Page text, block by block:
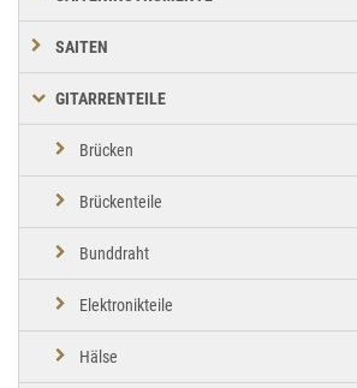
SAITEN
GITARRENTEILE
Brücken
Brückenteile
Bunddraht
Elektronikteile
Hälse